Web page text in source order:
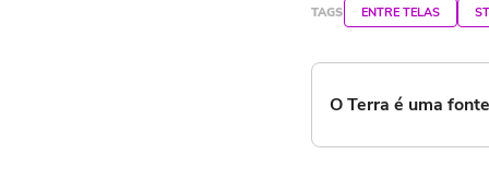
TAGS ENTRE TELAS
O Terra é uma